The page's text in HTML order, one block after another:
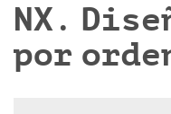
NX.
por